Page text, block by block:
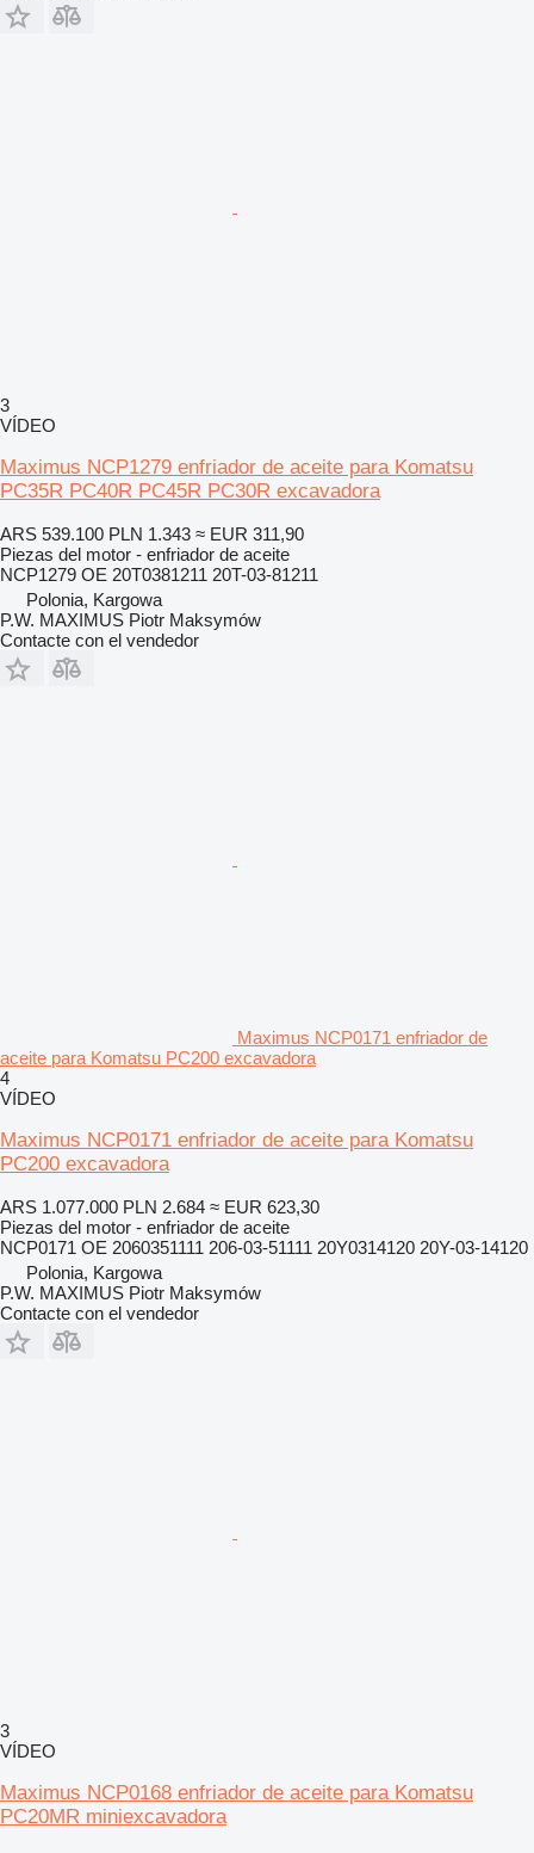
3
VÍDEO
Maximus NCP1279 enfriador de aceite para Komatsu
PC35R PC40R PC45R PC30R excavadora
ARS 539.100 PLN 1.343 ≈ EUR 311,90
Piezas del motor - enfriador de aceite
NCP1279 OE 20T0381211 20T-03-81211
Polonia, Kargowa
P.W. MAXIMUS Piotr Maksymów
Contacte con el vendedor
Maximus NCP0171 enfriador de
aceite para Komatsu PC200 excavadora
4
VÍDEO
Maximus NCP0171 enfriador de aceite para Komatsu
PC200 excavadora
ARS 1.077.000 PLN 2.684 ≈ EUR 623,30
Piezas del motor - enfriador de aceite
NCP0171 OE 2060351111 206-03-51111 20Y0314120 20Y-03-14120
Polonia, Kargowa
P.W. MAXIMUS Piotr Maksymów
Contacte con el vendedor
3
VÍDEO
Maximus NCP0168 enfriador de aceite para Komatsu
PC20MR miniexcavadora